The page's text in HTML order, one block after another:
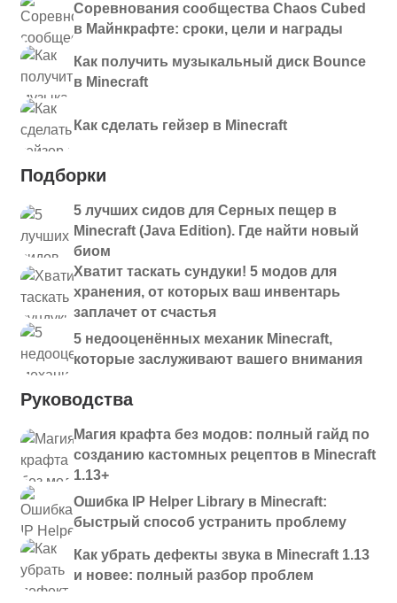
Соревнования сообщества Chaos Cubed
в Майнкрафте: сроки, цели и награды
Как получить музыкальный диск Bounce
в Minecraft
Как сделать гейзер в Minecraft
Подборки
5 лучших сидов для Серных пещер в
Minecraft (Java Edition). Где найти новый
биом
Хватит таскать сундуки! 5 модов для
хранения, от которых ваш инвентарь
заплачет от счастья
5 недооценённых механик Minecraft,
которые заслуживают вашего внимания
Руководства
Магия крафта без модов: полный гайд по
созданию кастомных рецептов в Minecraft
1.13+
Ошибка IP Helper Library в Minecraft:
быстрый способ устранить проблему
Как убрать дефекты звука в Minecraft 1.13
и новее: полный разбор проблем